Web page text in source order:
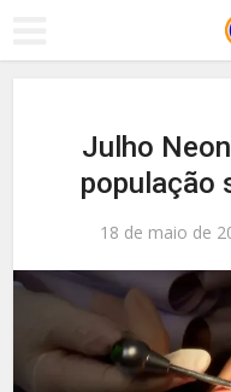
Julho
população
18 de maio de